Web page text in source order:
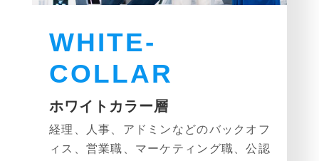
WHITE-
COLLAR
ホワイトカラー層
経理、人事、アドミンなどのバックオフ
ィス、営業職、マーケティング職、公認